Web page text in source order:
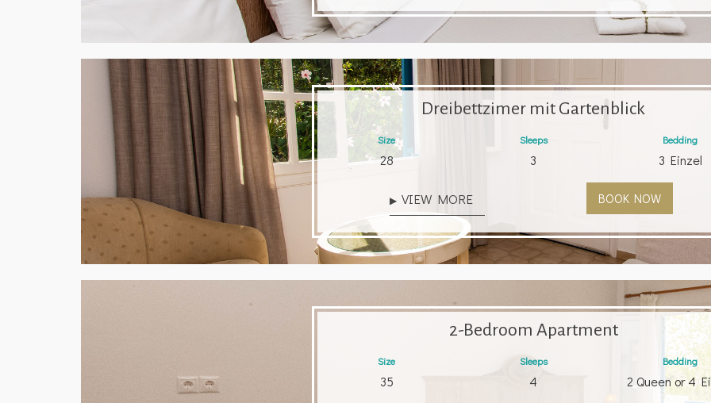
Dreibettzimer mit Gartenblick
Size
28
Sleeps
3
Bedding
3 Einzel
VIEW MORE BOOK NOW
2-Bedroom Apartment
Size
35
Sleeps
4
Bedding
2 Queen or 4